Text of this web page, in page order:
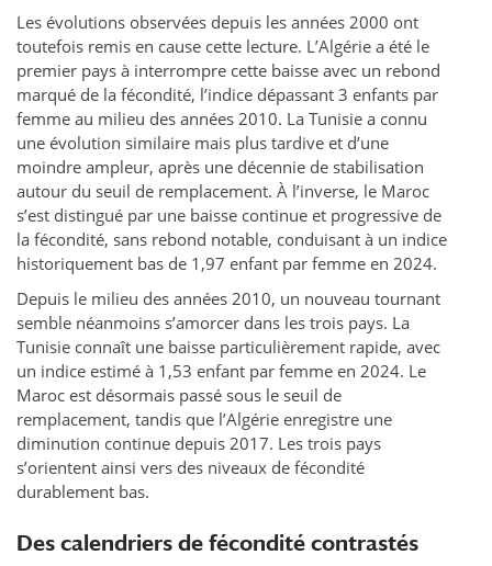
Les évolutions observées depuis les années 2000 ont
toutefois remis en cause cette lecture. L’Algérie a été le
premier pays à interrompre cette baisse avec un rebond
marqué de la fécondité, l’indice dépassant 3 enfants par
femme au milieu des années 2010. La Tunisie a connu
une évolution similaire mais plus tardive et d’une
moindre ampleur, après une décennie de stabilisation
autour du seuil de remplacement. À l’inverse, le Maroc
s’est distingué par une baisse continue et progressive de
la fécondité, sans rebond notable, conduisant à un indice
historiquement bas de 1,97 enfant par femme en 2024.
Depuis le milieu des années 2010, un nouveau tournant
semble néanmoins s’amorcer dans les trois pays. La
Tunisie connaît une baisse particulièrement rapide, avec
un indice estimé à 1,53 enfant par femme en 2024. Le
Maroc est désormais passé sous le seuil de
remplacement, tandis que l’Algérie enregistre une
diminution continue depuis 2017. Les trois pays
s’orientent ainsi vers des niveaux de fécondité
durablement bas.
Des calendriers de fécondité contrastés